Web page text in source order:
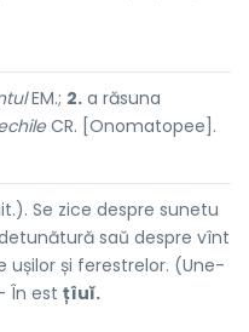
EM.; 2. a răsuna
CR. [Onomatopee].
Se zice despre sunetu
saŭ despre vînt
ușilor și ferestrelor. (Une-
În est țîuĭ.